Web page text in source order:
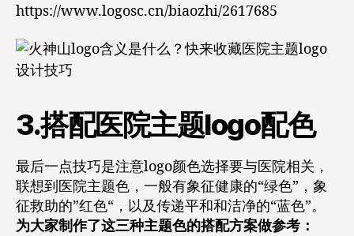
https://www.logosc.cn/biaozhi/2617685
3.搭配医院主题logo配色
最后一点技巧是注意logo颜色选择要与医院相关，
联想到医院主题色，一般有象征健康的“绿色”，象
征救助的”红色“，以及传递平和和洁净的“蓝色”。
为大家制作了这三种主题色的搭配方案做参考：